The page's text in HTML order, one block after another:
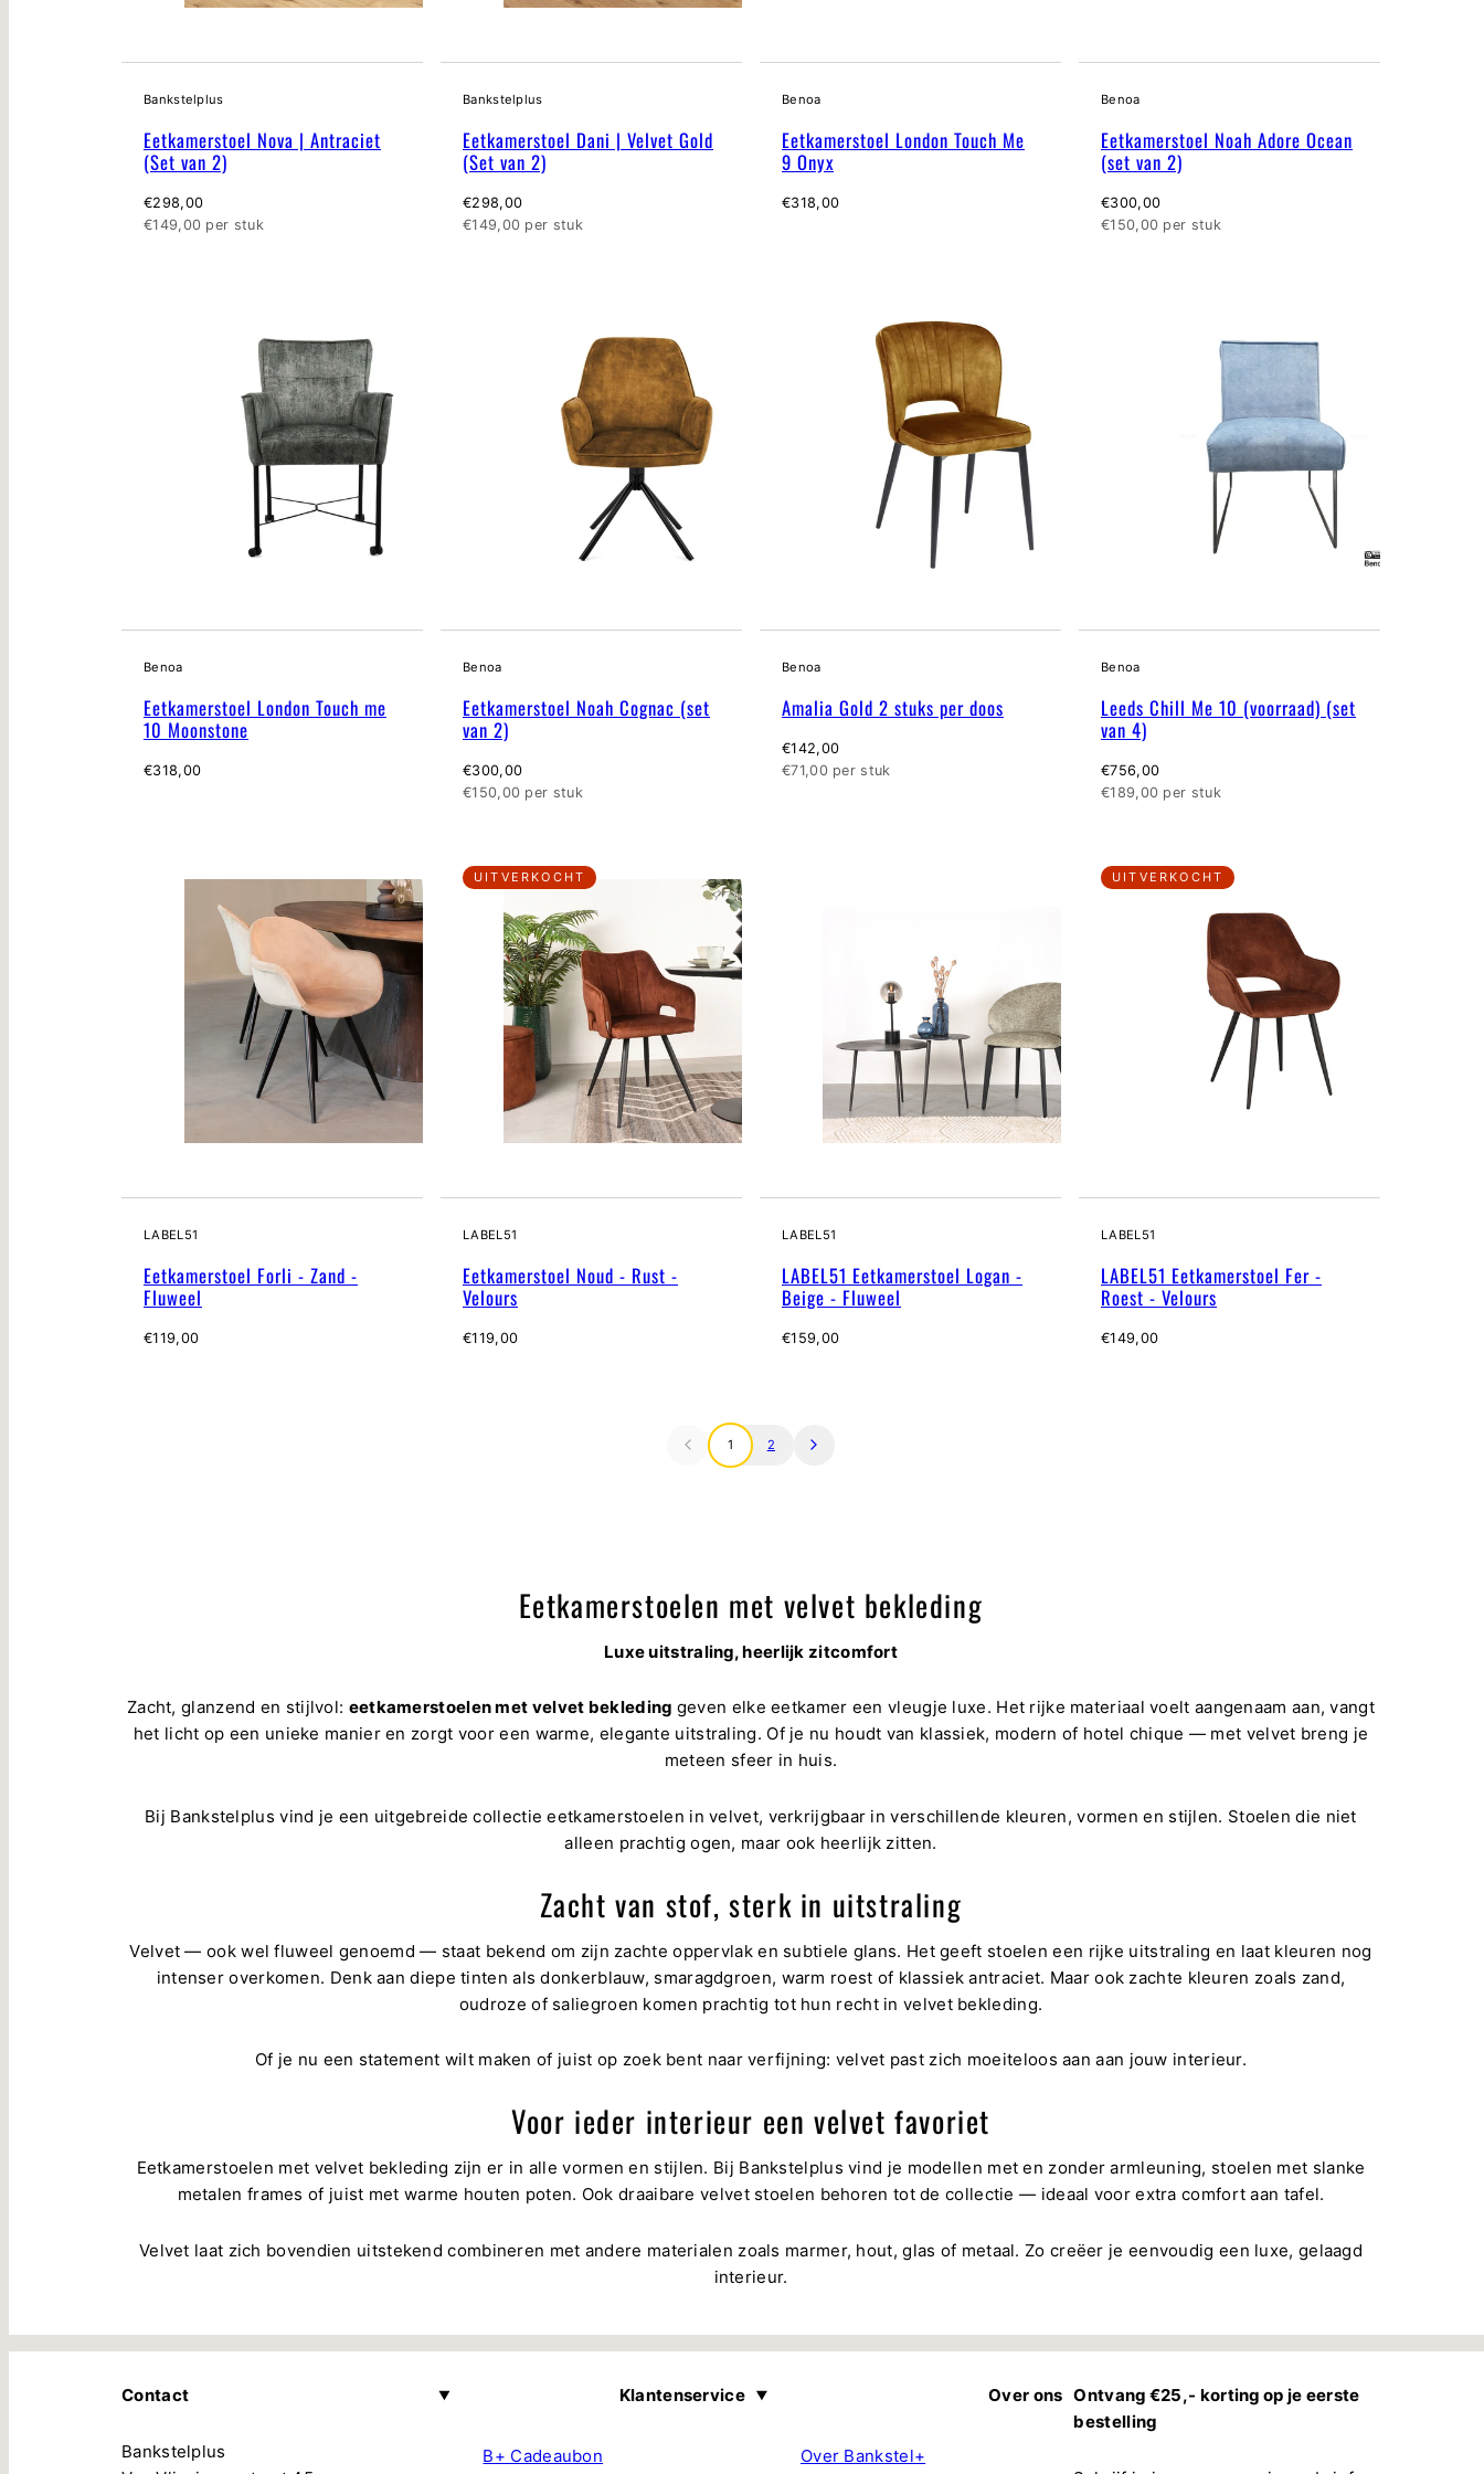
Bankstelplus
Eetkamerstoel Nova | Antraciet
(Set van 2)
Normale
prijs
€298,00
Eenheidsprijs
€149,00 per stuk
Bankstelplus
Eetkamerstoel Dani | Velvet Gold
(Set van 2)
Normale
prijs
€298,00
Eenheidsprijs
€149,00 per stuk
Benoa
Eetkamerstoel London Touch Me
9 Onyx
Normale
€318,00
Benoa
Eetkamerstoel Noah Adore Ocean
(set van 2)
Normale
prijs
€300,00
Eenheidsprijs
€150,00 per stuk
Benoa
Eetkamerstoel London Touch me
10 Moonstone
Normale
€318,00
Benoa
Eetkamerstoel Noah Cognac (set
van 2)
Normale
prijs
€300,00
Eenheidsprijs
€150,00 per stuk
Benoa
Amalia Gold 2 stuks per doos
Normale
prijs
€142,00
Eenheidsprijs
€71,00 per stuk
Benoa
Leeds Chill Me 10 (voorraad) (set
van 4)
Normale
prijs
€756,00
Eenheidsprijs
€189,00 per stuk
LABEL51
Eetkamerstoel Forli - Zand -
Fluweel
Normale
€119,00
UITVERKOCHT
LABEL51
Eetkamerstoel Noud - Rust -
Velours
Normale
€119,00
LABEL51
LABEL51 Eetkamerstoel Logan -
Beige - Fluweel
Normale
€159,00
UITVERKOCHT
LABEL51
LABEL51 Eetkamerstoel Fer -
Roest - Velours
Normale
€149,00
1 2
Eetkamerstoelen met velvet bekleding
Luxe uitstraling, heerlijk zitcomfort
Zacht, glanzend en stijlvol: eetkamerstoelen met velvet bekleding geven elke eetkamer een vleugje luxe. Het rijke materiaal voelt aangenaam aan, vangt
het licht op een unieke manier en zorgt voor een warme, elegante uitstraling. Of je nu houdt van klassiek, modern of hotel chique — met velvet breng je
meteen sfeer in huis.
Bij Bankstelplus vind je een uitgebreide collectie eetkamerstoelen in velvet, verkrijgbaar in verschillende kleuren, vormen en stijlen. Stoelen die niet
alleen prachtig ogen, maar ook heerlijk zitten.
Zacht van stof, sterk in uitstraling
Velvet — ook wel fluweel genoemd — staat bekend om zijn zachte oppervlak en subtiele glans. Het geeft stoelen een rijke uitstraling en laat kleuren nog
intenser overkomen. Denk aan diepe tinten als donkerblauw, smaragdgroen, warm roest of klassiek antraciet. Maar ook zachte kleuren zoals zand,
oudroze of saliegroen komen prachtig tot hun recht in velvet bekleding.
Of je nu een statement wilt maken of juist op zoek bent naar verfijning: velvet past zich moeiteloos aan aan jouw interieur.
Voor ieder interieur een velvet favoriet
Eetkamerstoelen met velvet bekleding zijn er in alle vormen en stijlen. Bij Bankstelplus vind je modellen met en zonder armleuning, stoelen met slanke
metalen frames of juist met warme houten poten. Ook draaibare velvet stoelen behoren tot de collectie — ideaal voor extra comfort aan tafel.
Velvet laat zich bovendien uitstekend combineren met andere materialen zoals marmer, hout, glas of metaal. Zo creëer je eenvoudig een luxe, gelaagd
interieur.
Contact
Bankstelplus
Klantenservice
B+ Cadeaubon
Over ons
Over Bankstel+
Ontvang €25,- korting op je eerste
bestelling